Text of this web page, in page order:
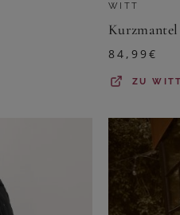
WITT
Kurzmantel
84,99€
ZU